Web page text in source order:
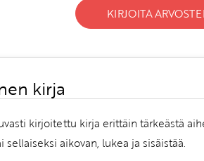
KIRJOITA
kirja
kirjoitettu kirja erittäin tärkeästä
sellaiseksi aikovan, lukea ja sisäistää.